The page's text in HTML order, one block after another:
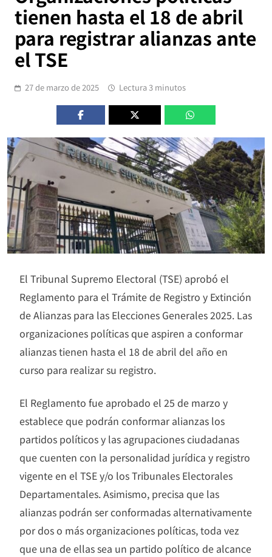
tienen hasta el 18 de abril
para registrar alianzas ante
el TSE
27 de marzo de 2025 Lectura 3 minutos
El Tribunal Supremo Electoral (TSE) aprobó el
Reglamento para el Trámite de Registro y Extinción
de Alianzas para las Elecciones Generales 2025. Las
organizaciones políticas que aspiren a conformar
alianzas tienen hasta el 18 de abril del año en
curso para realizar su registro.
El Reglamento fue aprobado el 25 de marzo y
establece que podrán conformar alianzas los
partidos políticos y las agrupaciones ciudadanas
que cuenten con la personalidad jurídica y registro
vigente en el TSE y/o los Tribunales Electorales
Departamentales. Asimismo, precisa que las
alianzas podrán ser conformadas alternativamente
por dos o más organizaciones políticas, toda vez
que una de ellas sea un partido político de alcance